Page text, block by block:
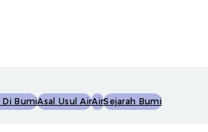
Di BumiAsal Usul AirAirSejarah Bumi